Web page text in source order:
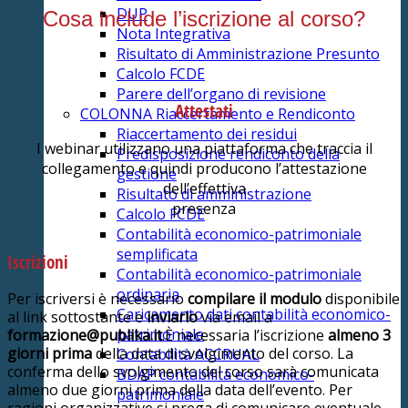
DUP
Nota Integrativa
Risultato di Amministrazione Presunto
Calcolo FCDE
Parere dell’organo di revisione
COLONNA Riaccertamento e Rendiconto
Riaccertamento dei residui
Predisposizione rendiconto della
gestione
Risultato di amministrazione
Calcolo FCDE
Contabilità economico-patrimoniale
semplificata
Contabilità economico-patrimoniale
ordinaria
Caricamento dati contabilità economico-
patrimoniale
Contabilità ACCRUAL
BDAP contabilità economico-
patrimoniale
Cosa include l’iscrizione al corso?
Attestati
I webinar utilizzano una piattaforma che traccia il
collegamento e quindi producono l’attestazione
dell’effettiva
presenza
Iscrizioni
Per iscriversi è necessario compilare il modulodisponibile
al link sottostante einviarlovia email a
formazione@publika.it.È necessaria l’iscrizione almeno 3
giorni primadella data di svolgimento del corso. La
conferma dello svolgimento del corso sarà comunicata
almeno due giorni prima della data dell’evento. Per